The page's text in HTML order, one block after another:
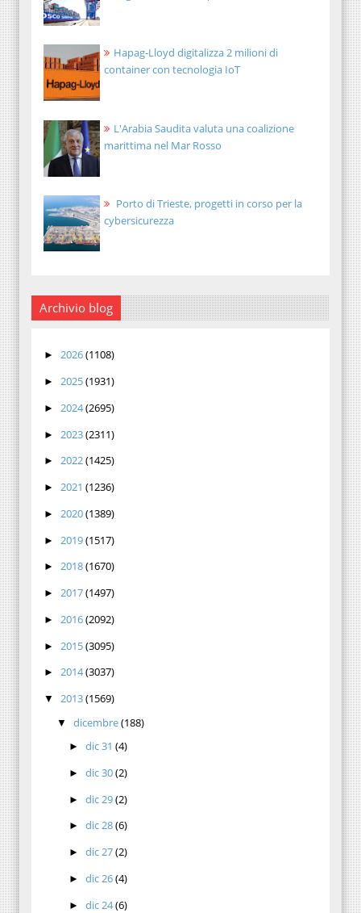
Hapag-Lloyd digitalizza 2 milioni di
container con tecnologia IoT
L'Arabia Saudita valuta una coalizione
marittima nel Mar Rosso
Porto di Trieste, progetti in corso per la
cybersicurezza
Archivio blog
► 2026(1108)
► 2025(1931)
► 2024(2695)
► 2023(2311)
► 2022(1425)
► 2021 (1236)
► 2020(1389)
► 2019(1517)
► 2018(1670)
► 2017(1497)
► 2016(2092)
► 2015(3095)
► 2014(3037)
▼ 2013(1569)
▼ dicembre(188)
►dic 31(4)
►dic 30(2)
►dic 29(2)
►dic 28(6)
►dic 27(2)
►dic 26(4)
►dic 24(6)